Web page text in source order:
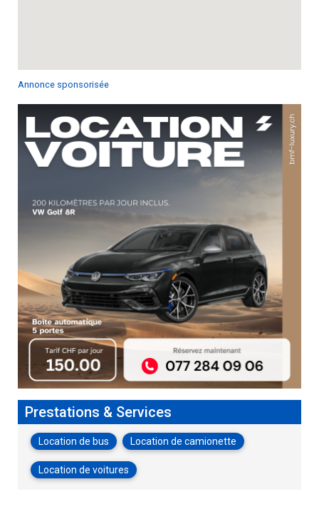
Annonce sponsorisée
Prestations & Services
Location de bus Location de camionette
Location de voitures